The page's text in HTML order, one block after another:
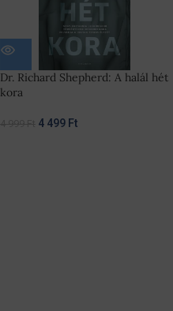
Dr. Richard Shepherd: A halál hét
kora
4 499 Ft